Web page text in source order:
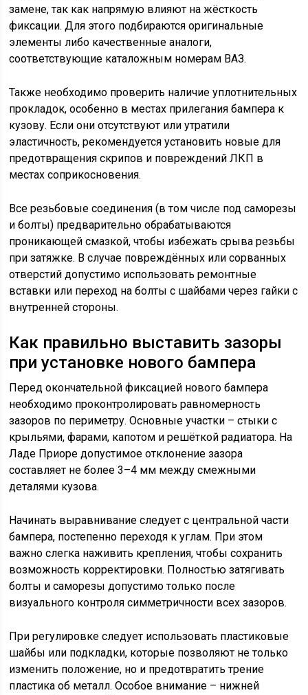
замене, так как напрямую влияют на жёсткость
фиксации. Для этого подбираются оригинальные
элементы либо качественные аналоги,
соответствующие каталожным номерам ВАЗ.
Также необходимо проверить наличие уплотнительных
прокладок, особенно в местах прилегания бампера к
кузову. Если они отсутствуют или утратили
эластичность, рекомендуется установить новые для
предотвращения скрипов и повреждений ЛКП в
местах соприкосновения.
Все резьбовые соединения (в том числе под саморезы
и болты) предварительно обрабатываются
проникающей смазкой, чтобы избежать срыва резьбы
при затяжке. В случае повреждённых или сорванных
отверстий допустимо использовать ремонтные
вставки или переход на болты с шайбами через гайки с
внутренней стороны.
Как правильно выставить зазоры
при установке нового бампера
Перед окончательной фиксацией нового бампера
необходимо проконтролировать равномерность
зазоров по периметру. Основные участки – стыки с
крыльями, фарами, капотом и решёткой радиатора. На
Ладе Приоре допустимое отклонение зазора
составляет не более 3–4 мм между смежными
деталями кузова.
Начинать выравнивание следует с центральной части
бампера, постепенно переходя к углам. При этом
важно слегка наживить крепления, чтобы сохранить
возможность корректировки. Полностью затягивать
болты и саморезы допустимо только после
визуального контроля симметричности всех зазоров.
При регулировке следует использовать пластиковые
шайбы или подкладки, которые позволяют не только
изменить положение, но и предотвратить трение
пластика об металл. Особое внимание – нижней